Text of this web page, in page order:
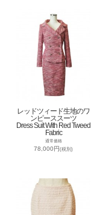
レッドツィード生地のワ
ンピーススーツ
Dress Suit With Red Tweed
Fabric
通常価格
78,000円(税別)